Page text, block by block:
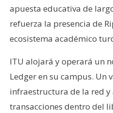
apuesta educativa de
refuerza la presencia de
ecosistema académico
ITU alojará y operará un
Ledger en su campus.
infraestructura de la red
transacciones dentro del